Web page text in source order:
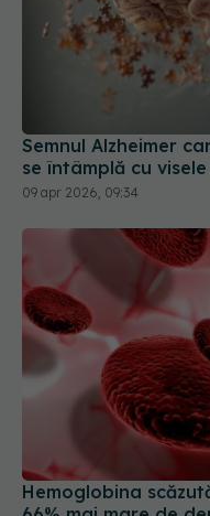
Semnul Alzheimer
se întâmplă cu visele
Hemoglobina
66% mai mare de
02 aug 2026, 13:46